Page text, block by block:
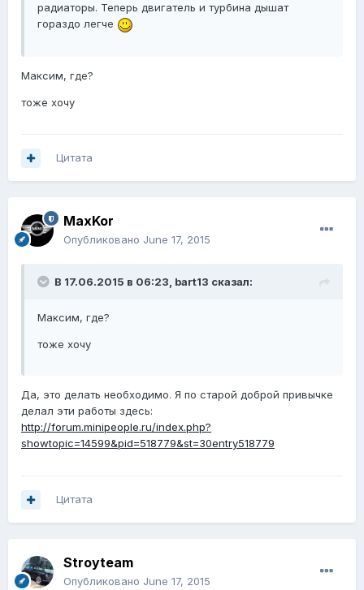
радиаторы. Теперь двигатель и турбина дышат
гораздо легче
Максим, где?
тоже хочу
Цитата
MaxKor
Опубликовано June 17, 2015
В 17.06.2015 в 06:23, bart13 сказал:
Максим, где?
тоже хочу
Да, это делать необходимо. Я по старой доброй привычке
делал эти работы здесь:
http://forum.minipeople.ru/index.php?
showtopic=14599&pid=518779&st=30entry518779
Цитата
Stroyteam
Опубликовано June 17, 2015